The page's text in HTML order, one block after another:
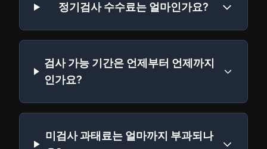
정기검사 수수료는 얼마인가요?
검사 가능 기간은 언제부터 언제까지
인가요?
미검사 과태료는 얼마까지 부과되나